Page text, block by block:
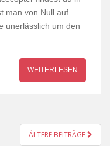
man von Null auf
unerlässlich um den
WEITERLESEN
ÄLTERE BEITRÄGE